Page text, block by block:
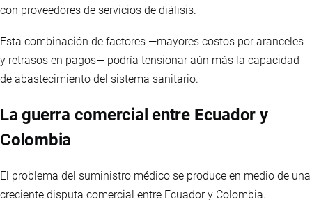
con proveedores de servicios de diálisis.
Esta combinación de factores —mayores costos por aranceles
y retrasos en pagos— podría tensionar aún más la capacidad
de abastecimiento del sistema sanitario.
La guerra comercial entre Ecuador y
Colombia
El problema del suministro médico se produce en medio de una
creciente disputa comercial entre Ecuador y Colombia.